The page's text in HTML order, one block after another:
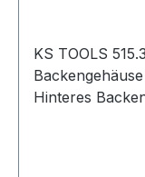
KS TOOLS
Backengehäuse Weitere Produkte im Bereich
Hinteres